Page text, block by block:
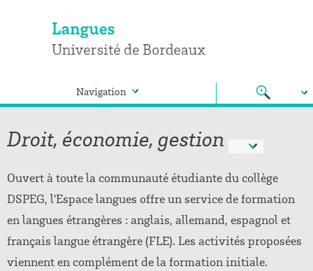
Navigation
Droit, économie, gestion
Ouvert à toute la communauté étudiante du collège
DSPEG, l'Espace langues offre un service de formation
en langues étrangères : anglais, allemand, espagnol et
français langue étrangère (FLE). Les activités proposées
viennent en complément de la formation initiale.